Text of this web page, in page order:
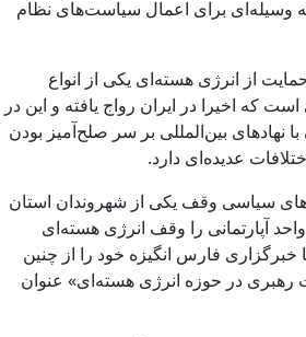
وسیله‌ای برای اعمال سیاست‌های نظام
از انرژی هسته‌ای یکی از انواع
که اخیرا در ایران رواج یافته و این در
نهادهای بین‌المللی بر سر صلح‌آمیز بودن
عدیده‌ای دارد.
سیاسی وقف یکی از شهروندان استان
آپارتمانی را وقف انرژی هسته‌ای
فارس انگیزه خود را از چنین
در حوزه انرژی هسته‌ای» عنوان